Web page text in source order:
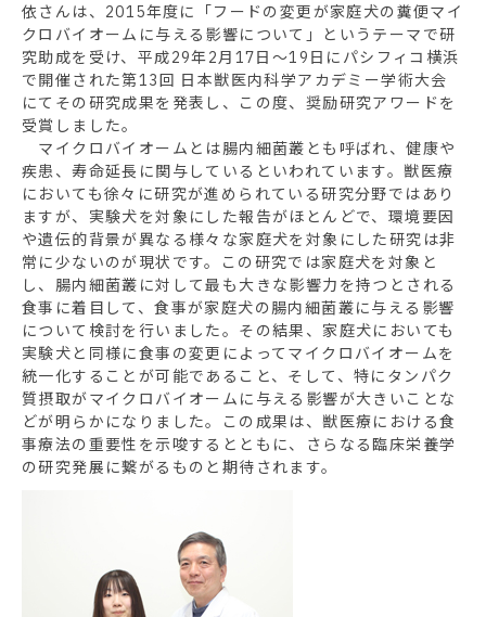
依さんは、2015年度に「フードの変更が家庭犬の糞便マイ
クロバイオームに与える影響について」というテーマで研
究助成を受け、平成29年2月17日～19日にパシフィコ横浜
で開催された第13回 日本獣医内科学アカデミー学術大会
にてその研究成果を発表し、この度、奨励研究アワードを
受賞しました。
マイクロバイオームとは腸内細菌叢とも呼ばれ、健康や
疾患、寿命延長に関与しているといわれています。獣医療
においても徐々に研究が進められている研究分野ではあり
ますが、実験犬を対象にした報告がほとんどで、環境要因
や遺伝的背景が異なる様々な家庭犬を対象にした研究は非
常に少ないのが現状です。この研究では家庭犬を対象と
し、腸内細菌叢に対して最も大きな影響力を持つとされる
食事に着目して、食事が家庭犬の腸内細菌叢に与える影響
について検討を行いました。その結果、家庭犬においても
実験犬と同様に食事の変更によってマイクロバイオームを
統一化することが可能であること、そして、特にタンパク
質摂取がマイクロバイオームに与える影響が大きいことな
どが明らかになりました。この成果は、獣医療における食
事療法の重要性を示唆するとともに、さらなる臨床栄養学
の研究発展に繋がるものと期待されます。